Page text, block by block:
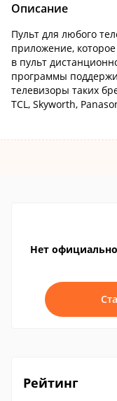
Описание
Пульт для любого
приложение,
в пульт
программы
телевизоры таких
TCL, Skyworth,
Нет
Рейтинг